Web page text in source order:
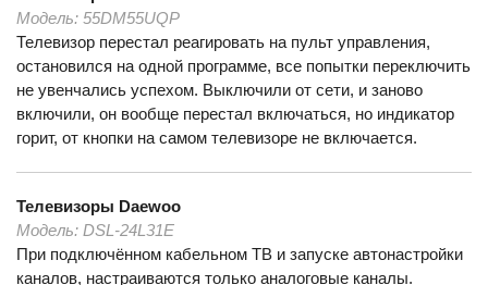
Модель: 55DM55UQP
Телевизор перестал реагировать на пульт управления,
остановился на одной программе, все попытки переключить
не увенчались успехом. Выключили от сети, и заново
включили, он вообще перестал включаться, но индикатор
горит, от кнопки на самом телевизоре не включается.
Телевизоры Daewoo
Модель: DSL-24L31E
При подключённом кабельном ТВ и запуске автонастройки
каналов, настраиваются только аналоговые каналы.